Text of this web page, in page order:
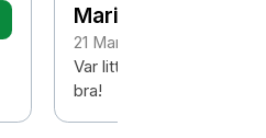
Marita
21 March 2023
Var litt lite romstørrelse
bra!